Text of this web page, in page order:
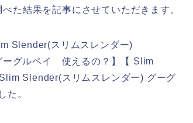
た結果を記事にさせていただきます。
Slender(スリムスレンダー)
ーグルペイ 使えるの？】【 Slim
Slender(スリムスレンダー) グーグ
た。